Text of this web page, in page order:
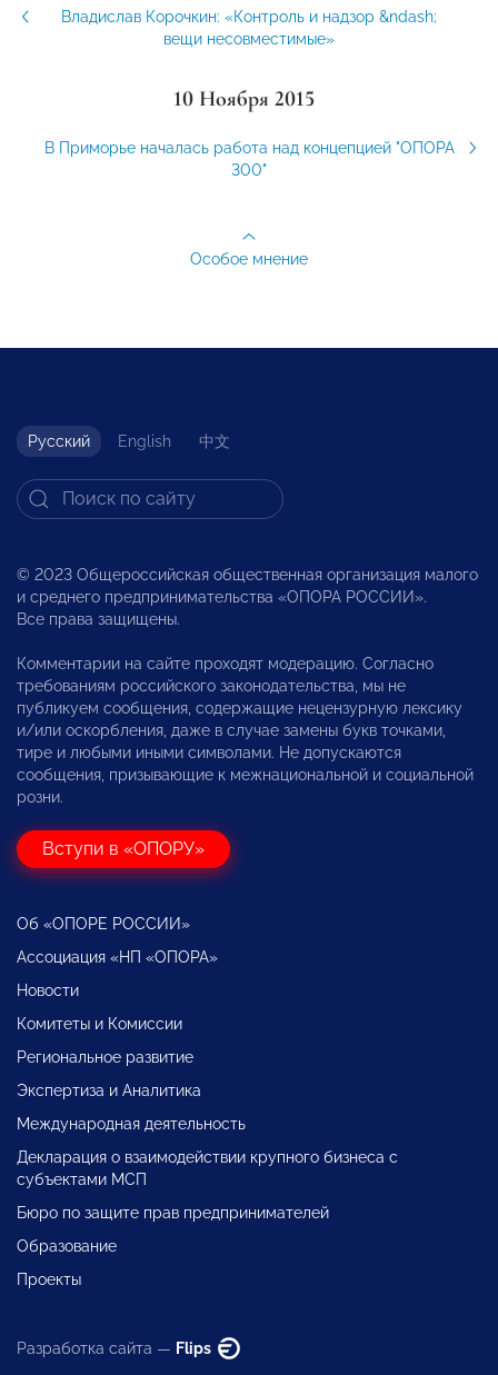
Владислав Корочкин: «Контроль и надзор &ndash;
вещи несовместимые»
10 Ноября 2015
В Приморье началась работа над концепцией "ОПОРА
300"
Особое мнение
Русский English 中文
© 2023 Общероссийская общественная организация малого
и среднего предпринимательства «ОПОРА РОССИИ».
Все права защищены.
Комментарии на сайте проходят модерацию. Согласно
требованиям российского законодательства, мы не
публикуем сообщения, содержащие нецензурную лексику
и/или оскорбления, даже в случае замены букв точками,
тире и любыми иными символами. Не допускаются
сообщения, призывающие к межнациональной и социальной
розни.
Вступи в «ОПОРУ»
Об «ОПОРЕ РОССИИ»
Ассоциация «НП «ОПОРА»
Новости
Комитеты и Комиссии
Региональное развитие
Экспертиза и Аналитика
Международная деятельность
Декларация о взаимодействии крупного бизнеса с
субъектами МСП
Бюро по защите прав предпринимателей
Образование
Проекты
Разработка сайта — Flips